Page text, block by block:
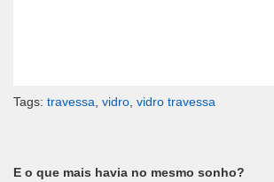
Tags: travessa, vidro, vidro travessa
E o que mais havia no mesmo sonho?